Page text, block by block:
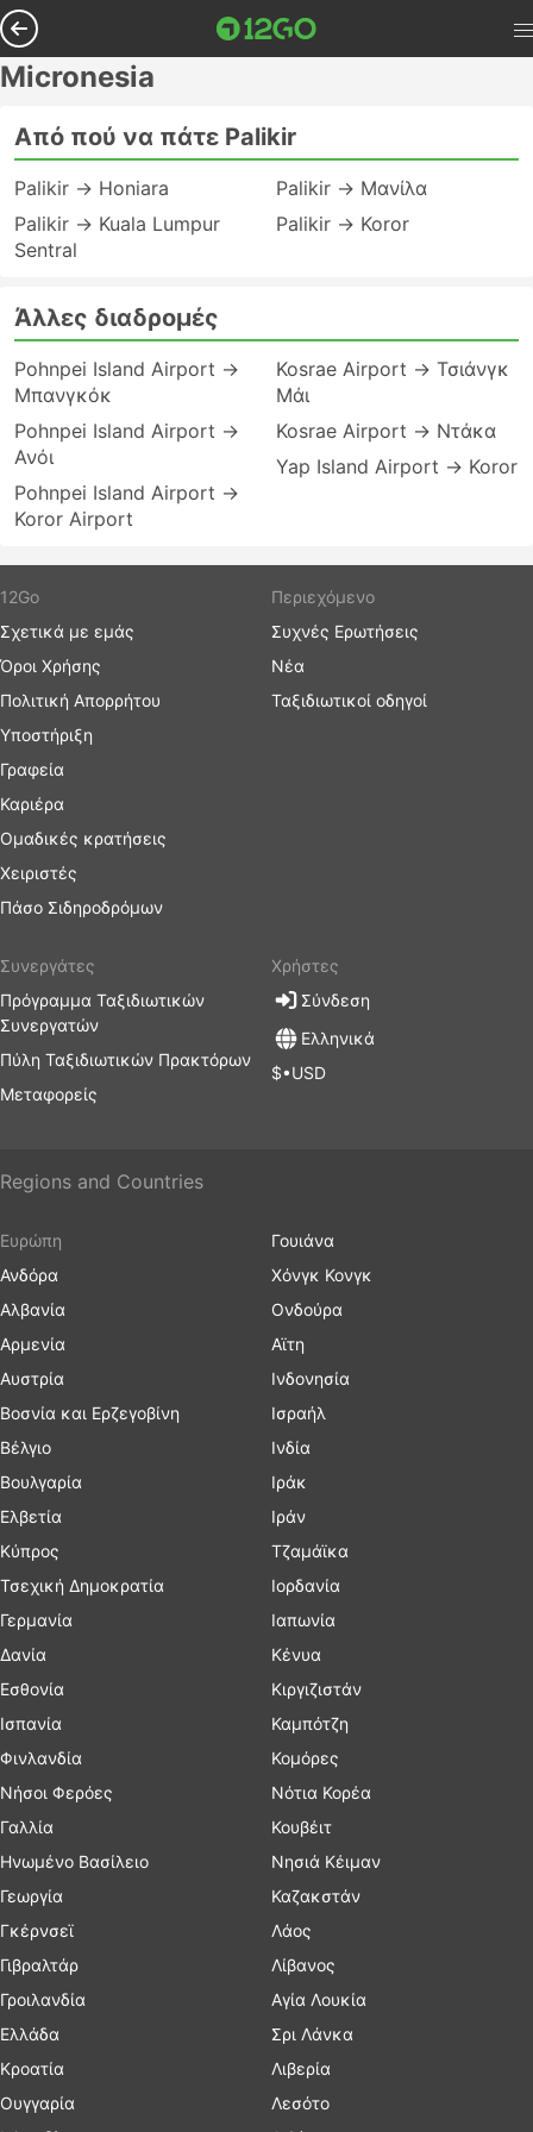
Micronesia
Από πού να πάτε Palikir
Palikir → Honiara
Palikir → Kuala Lumpur
Sentral
Palikir → Μανίλα
Palikir → Koror
Άλλες διαδρομές
Pohnpei Island Airport →
Μπανγκόκ
Pohnpei Island Airport →
Ανόι
Pohnpei Island Airport →
Koror Airport
Kosrae Airport → Τσιάνγκ
Μάι
Kosrae Airport → Ντάκα
Yap Island Airport → Koror
12Go
Σχετικά με εμάς
Όροι Χρήσης
Πολιτική Απορρήτου
Υποστήριξη
Γραφεία
Καριέρα
Ομαδικές κρατήσεις
Χειριστές
Πάσο Σιδηροδρόμων
Περιεχόμενο
Συχνές Ερωτήσεις
Νέα
Ταξιδιωτικοί οδηγοί
Συνεργάτες
Πρόγραμμα Ταξιδιωτικών
Συνεργατών
Πύλη Ταξιδιωτικών Πρακτόρων
Μεταφορείς
Χρήστες
Σύνδεση
Ελληνικά
$•USD
Regions and Countries
Ευρώπη
Ανδόρα
Αλβανία
Αρμενία
Αυστρία
Βοσνία και Ερζεγοβίνη
Βέλγιο
Βουλγαρία
Ελβετία
Κύπρος
Τσεχική Δημοκρατία
Γερμανία
Δανία
Εσθονία
Ισπανία
Φινλανδία
Νήσοι Φερόες
Γαλλία
Ηνωμένο Βασίλειο
Γεωργία
Γκέρνσεϊ
Γιβραλτάρ
Γροιλανδία
Ελλάδα
Κροατία
Ουγγαρία
Γουιάνα
Χόνγκ Κονγκ
Ονδούρα
Αϊτη
Ινδονησία
Ισραήλ
Ινδία
Ιράκ
Ιράν
Τζαμάϊκα
Ιορδανία
Ιαπωνία
Κένυα
Κιργιζιστάν
Καμπότζη
Κομόρες
Νότια Κορέα
Κουβέιτ
Νησιά Κέιμαν
Καζακστάν
Λάος
Λίβανος
Αγία Λουκία
Σρι Λάνκα
Λιβερία
Λεσότο